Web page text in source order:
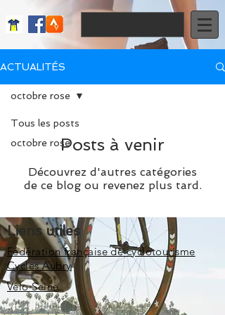
ACTUALITÉS
Tous les posts
octobre rose
octobre rose
Posts à venir
Découvrez d'autres catégories
de ce blog ou revenez plus tard.
Liens utiles
Fédération française de cyclotourisme
Cycles Aubry
Vélo Seine